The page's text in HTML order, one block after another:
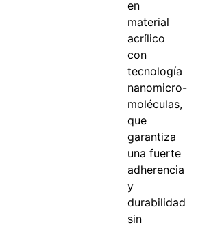
en
material
acrílico
con
tecnología
nanomicro-
moléculas,
que
garantiza
una fuerte
adherencia
y
durabilidad
sin